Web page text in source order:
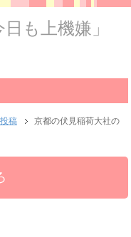
も上機嫌」
投稿
京都の伏見稲荷大社の